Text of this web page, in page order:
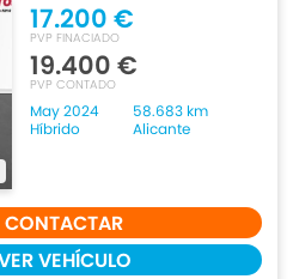
17.200 €
PVP FINACIADO
19.400 €
PVP CONTADO
May 2024
58.683 km
Híbrido
Alicante
CONTACTAR
VEHÍCULO